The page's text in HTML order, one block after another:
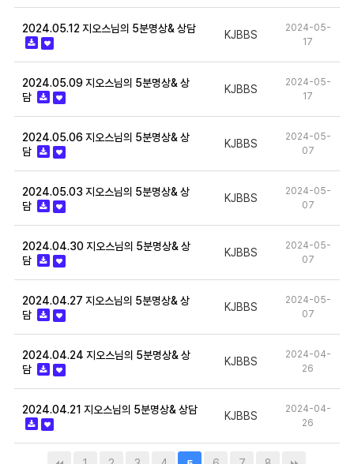
2024.05.12 지오스님의 5분명상& 상담
KJBBS
2024-05-
17
2024.05.09 지오스님의 5분명상& 상
담
KJBBS
2024-05-
17
2024.05.06 지오스님의 5분명상& 상
담
KJBBS
2024-05-
07
2024.05.03 지오스님의 5분명상& 상
담
KJBBS
2024-05-
07
2024.04.30 지오스님의 5분명상& 상
담
KJBBS
2024-05-
07
2024.04.27 지오스님의 5분명상& 상
담
KJBBS
2024-05-
07
2024.04.24 지오스님의 5분명상& 상
담
KJBBS
2024-04-
26
2024.04.21 지오스님의 5분명상& 상담
KJBBS
2024-04-
26